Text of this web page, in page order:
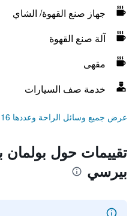
جهاز صنع القهوة/ الشاي
آلة صنع القهوة
مقهى
خدمة صف السيارات
عرض جميع وسائل الراحة وعددها 116
تقييمات حول
بيرسي